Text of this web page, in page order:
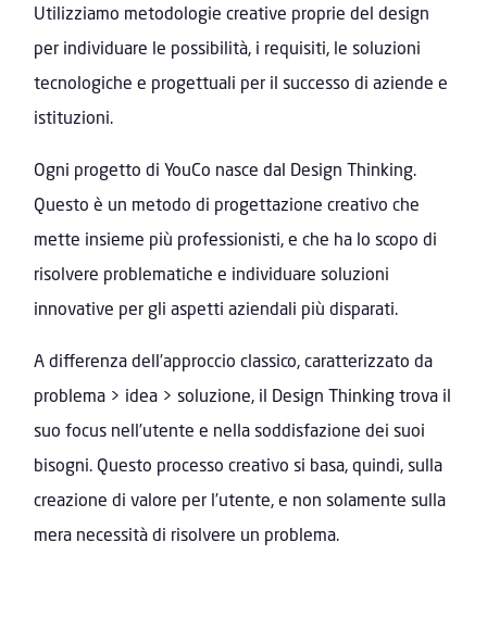
Utilizziamo metodologie creative proprie del design
per individuare le possibilità, i requisiti, le soluzioni
tecnologiche e progettuali per il successo di aziende e
istituzioni.
Ogni progetto di YouCo nasce dal Design Thinking.
Questo è un metodo di progettazione creativo che
mette insieme più professionisti, e che ha lo scopo di
risolvere problematiche e individuare soluzioni
innovative per gli aspetti aziendali più disparati.
A differenza dell’approccio classico, caratterizzato da
problema > idea > soluzione, il Design Thinking trova il
suo focus nell’utente e nella soddisfazione dei suoi
bisogni. Questo processo creativo si basa, quindi, sulla
creazione di valore per l’utente, e non solamente sulla
mera necessità di risolvere un problema.